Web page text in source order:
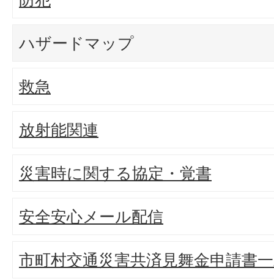
ハザードマップ
救急
放射能関連
災害時に関する協定・覚書
安全安心メール配信
市町村交通災害共済見舞金申請書